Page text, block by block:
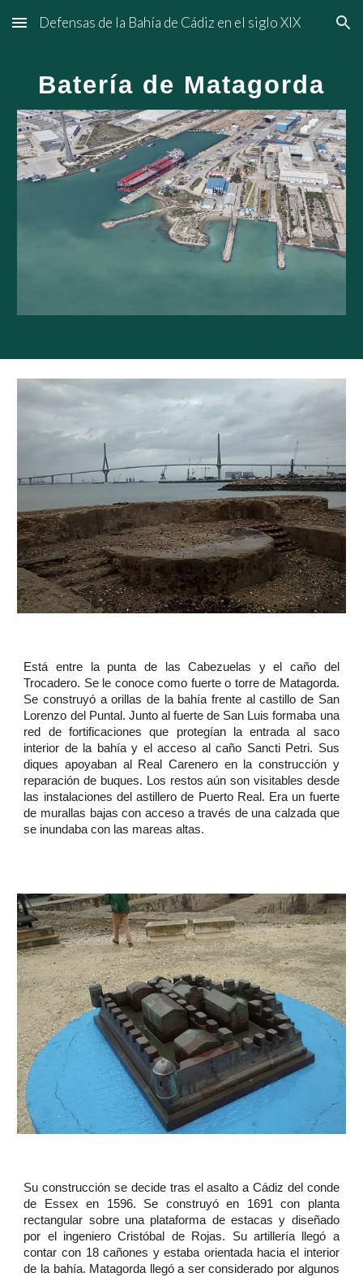
Skip to main content Skip to navigation
Defensas de la Bahía de Cádiz en el siglo XIX
Batería de Matagorda
Está entre la punta de las Cabezuelas y el caño del
Trocadero. Se le conoce como fuerte o torre de Matagorda.
Se construyó a orillas de la bahía frente al castillo de San
Lorenzo del Puntal. Junto al fuerte de San Luis formaba una
red de fortificaciones que protegían la entrada al saco
interior de la bahía y el acceso al caño Sancti Petri. Sus
diques apoyaban al Real Carenero en la construcción y
reparación de buques. Los restos aún son visitables desde
las instalaciones del astillero de Puerto Real. Era un fuerte
de murallas bajas con acceso a través de una calzada que
se inundaba con las mareas altas.
Su construcción se decide tras el asalto a Cádiz del conde
de Essex en 1596. Se construyó en 1691 con planta
rectangular sobre una plataforma de estacas y diseñado
por el ingeniero Cristóbal de Rojas. Su artillería llegó a
contar con 18 cañones y estaba orientada hacia el interior
de la bahía. Matagorda llegó a ser considerado por algunos